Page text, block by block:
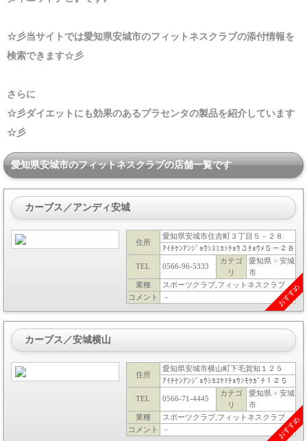
☆彡当サイトでは愛知県安城市のフィットネスクラブの添付情報を
検索できます☆彡
さらに
☆彡ダイエットにも効果のあるプラセンタの製品を紹介しています
☆彡
愛知県安城市のフィットネスクラブの店舗一覧です
カーブス／アンディ安城
住所
愛知県安城市住吉町３丁目５－２８
ｱｲﾁｹﾝｱﾝｼﾞｮｳｼｽﾐﾖｼﾁｮｳ３ﾁｮｳﾒ５－２８
TEL 0566-96-5333
カテゴ
リ
愛知県 > 安城
市
業種
スポーツクラブ,フィットネスクラブ
コメント
－ おすすめ
カーブス／安城横山
住所
愛知県安城市横山町下毛賀知１２５
ｱｲﾁｹﾝｱﾝｼﾞｮｳｼﾖｺﾔﾏﾁｮｳｼﾓｹｶﾞﾁ１２５
TEL 0566-71-4445
カテゴ
リ
愛知県 > 安城
市
業種
スポーツクラブ,フィットネスクラブ
コメント
－ おすすめ